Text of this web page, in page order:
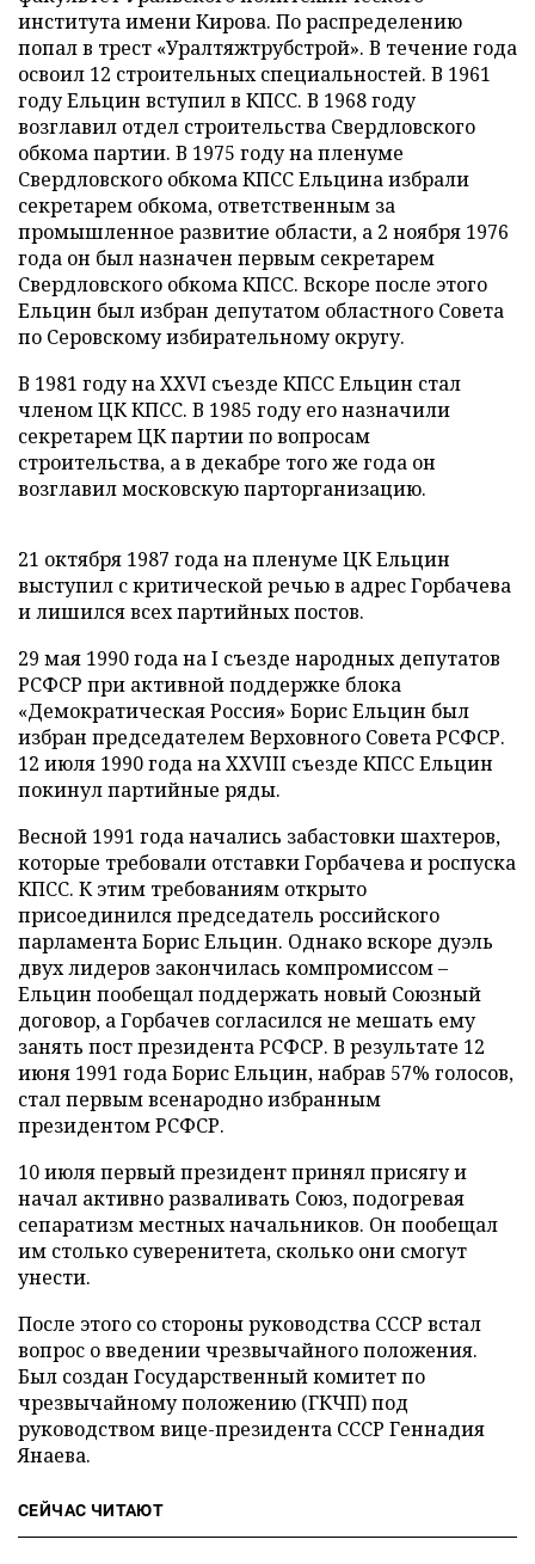
института имени Кирова. По распределению
попал в трест «Уралтяжтрубстрой». В течение года
освоил 12 строительных специальностей. В 1961
году Ельцин вступил в КПСС. В 1968 году
возглавил отдел строительства Свердловского
обкома партии. В 1975 году на пленуме
Свердловского обкома КПСС Ельцина избрали
секретарем обкома, ответственным за
промышленное развитие области, а 2 ноября 1976
года он был назначен первым секретарем
Свердловского обкома КПСС. Вскоре после этого
Ельцин был избран депутатом областного Совета
по Серовскому избирательному округу.
В 1981 году на XXVI съезде КПСС Ельцин стал
членом ЦК КПСС. В 1985 году его назначили
секретарем ЦК партии по вопросам
строительства, а в декабре того же года он
возглавил московскую парторганизацию.
21 октября 1987 года на пленуме ЦК Ельцин
выступил с критической речью в адрес Горбачева
и лишился всех партийных постов.
29 мая 1990 года на I съезде народных депутатов
РСФСР при активной поддержке блока
«Демократическая Россия» Борис Ельцин был
избран председателем Верховного Совета РСФСР.
12 июля 1990 года на XXVIII съезде КПСС Ельцин
покинул партийные ряды.
Весной 1991 года начались забастовки шахтеров,
которые требовали отставки Горбачева и роспуска
КПСС. К этим требованиям открыто
присоединился председатель российского
парламента Борис Ельцин. Однако вскоре дуэль
двух лидеров закончилась компромиссом –
Ельцин пообещал поддержать новый Союзный
договор, а Горбачев согласился не мешать ему
занять пост президента РСФСР. В результате 12
июня 1991 года Борис Ельцин, набрав 57% голосов,
стал первым всенародно избранным
президентом РСФСР.
10 июля первый президент принял присягу и
начал активно разваливать Союз, подогревая
сепаратизм местных начальников. Он пообещал
им столько суверенитета, сколько они смогут
унести.
После этого со стороны руководства СССР встал
вопрос о введении чрезвычайного положения.
Был создан Государственный комитет по
чрезвычайному положению (ГКЧП) под
руководством вице-президента СССР Геннадия
Янаева.
СЕЙЧАС ЧИТАЮТ